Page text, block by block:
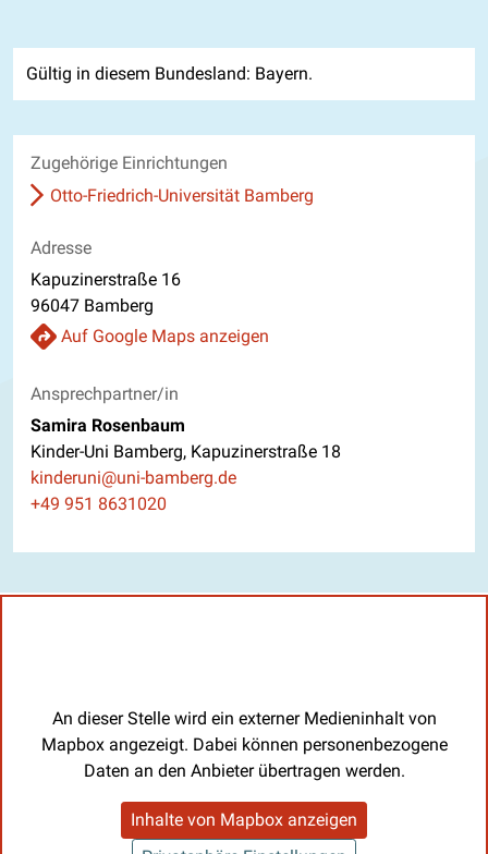
Gültig in diesem Bundesland: Bayern.
Zugehörige Einrichtungen
Otto-Friedrich-Universität Bamberg
Adresse
Kapuzinerstraße 16
96047 Bamberg
Auf Google Maps anzeigen
Ansprechpartner/in
Samira Rosenbaum
Kinder-Uni Bamberg, Kapuzinerstraße 18
E-Mail
kinderuni@uni-bamberg.de
Telefon
+49 951 8631020
An dieser Stelle wird ein externer Medieninhalt von
Mapbox angezeigt. Dabei können personenbezogene
Daten an den Anbieter übertragen werden.
Inhalte von Mapbox anzeigen